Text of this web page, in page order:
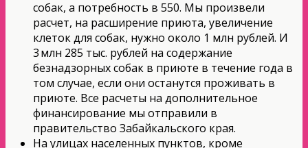
собак, а потребность в 550. Мы произвели
расчет, на расширение приюта, увеличение
клеток для собак, нужно около 1 млн рублей. И
3 млн 285 тыс. рублей на содержание
безнадзорных собак в приюте в течение года в
том случае, если они останутся проживать в
приюте. Все расчеты на дополнительное
финансирование мы отправили в
правительство Забайкальского края.
На улицах населенных пунктов, кроме